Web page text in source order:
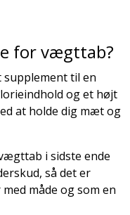
for vægttab?
til en
og et højt
at holde dig mæt og
i sidste ende
så det er
måde og som en